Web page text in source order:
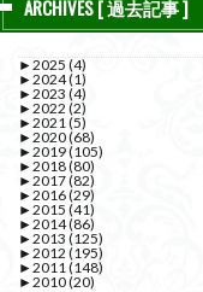
ARCHIVES [ 過去記事 ]
►2025 (4)
►2024(1)
►2023 (4)
►2022 (2)
►2021 (5)
►2020(68)
►2019(105)
►2018(80)
►2017(82)
►2016(29)
►2015 (41)
►2014(86)
►2013 (125)
►2012 (195)
►2011 (148)
►2010(20)